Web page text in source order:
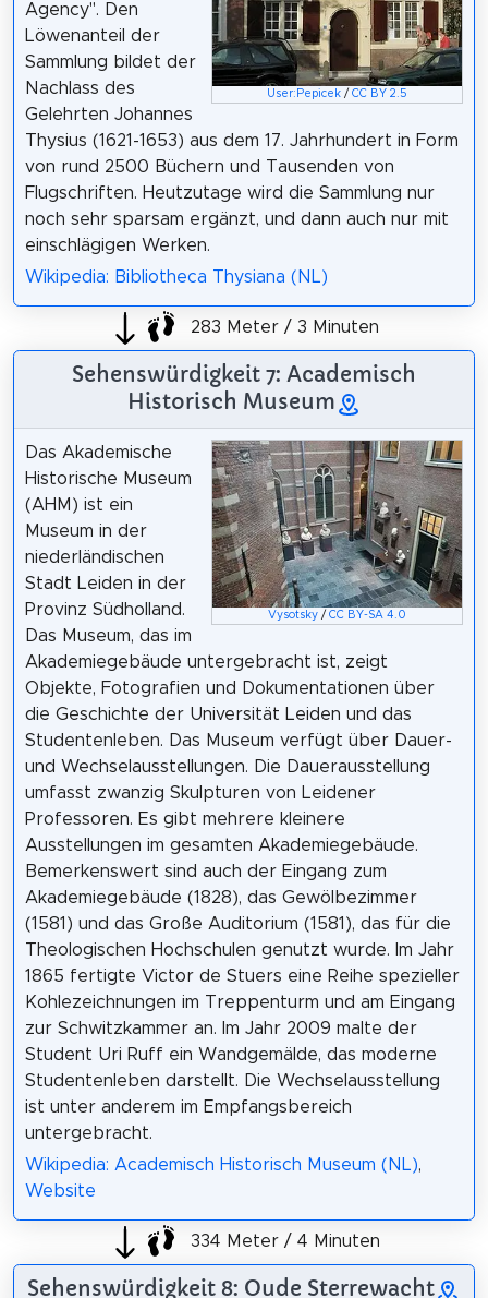
User:Pepicek /CC BY 2.5
Agency". Den
Löwenanteil der
Sammlung bildet der
Nachlass des
Gelehrten Johannes
Thysius (1621-1653) aus dem 17. Jahrhundert in Form
von rund 2500 Büchern und Tausenden von
Flugschriften. Heutzutage wird die Sammlung nur
noch sehr sparsam ergänzt, und dann auch nur mit
einschlägigen Werken.
Wikipedia: Bibliotheca Thysiana (NL)
283 Meter / 3 Minuten
Sehenswürdigkeit 7: Academisch
Historisch Museum
Vysotsky /CC BY-SA 4.0
Das Akademische
Historische Museum
(AHM) ist ein
Museum in der
niederländischen
Stadt Leiden in der
Provinz Südholland.
Das Museum, das im
Akademiegebäude untergebracht ist, zeigt
Objekte, Fotografien und Dokumentationen über
die Geschichte der Universität Leiden und das
Studentenleben. Das Museum verfügt über Dauer-
und Wechselausstellungen. Die Dauerausstellung
umfasst zwanzig Skulpturen von Leidener
Professoren. Es gibt mehrere kleinere
Ausstellungen im gesamten Akademiegebäude.
Bemerkenswert sind auch der Eingang zum
Akademiegebäude (1828), das Gewölbezimmer
(1581) und das Große Auditorium (1581), das für die
Theologischen Hochschulen genutzt wurde. Im Jahr
1865 fertigte Victor de Stuers eine Reihe spezieller
Kohlezeichnungen im Treppenturm und am Eingang
zur Schwitzkammer an. Im Jahr 2009 malte der
Student Uri Ruff ein Wandgemälde, das moderne
Studentenleben darstellt. Die Wechselausstellung
ist unter anderem im Empfangsbereich
untergebracht.
Wikipedia: Academisch Historisch Museum (NL),
Website
334 Meter / 4 Minuten
Sehenswürdigkeit 8: Oude Sterrewacht